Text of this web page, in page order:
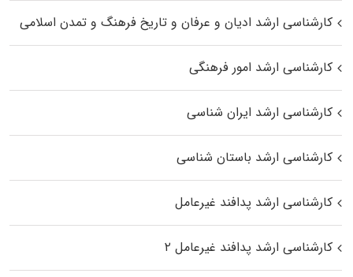
کارشناسی ارشد ادیان و عرفان و تاریخ فرهنگ و تمدن اسلامی
کارشناسی ارشد امور فرهنگی
کارشناسی ارشد ایران شناسی
کارشناسی ارشد باستان شناسی
کارشناسی ارشد پدافند غیرعامل
کارشناسی ارشد پدافند غیرعامل ۲